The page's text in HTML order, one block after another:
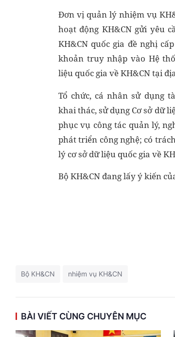
Đơn vị quản lý nhiệm vụ
hoạt động KH&CN gửi yêu
KH&CN quốc gia đề nghị
khoản truy nhập vào Hệ
liệu quốc gia về KH&CN tại
Tổ chức, cá nhân sử dụng
khai thác, sử dụng Cơ sở dữ
phục vụ công tác quản lý,
phát triển công nghệ; có
lý cơ sở dữ liệu quốc gia về
Bộ KH&CN đang lấy ý kiến
Bộ KH&CN nhiệm vụ KH&CN
BÀI VIẾT CÙNG CHUYÊN MỤC